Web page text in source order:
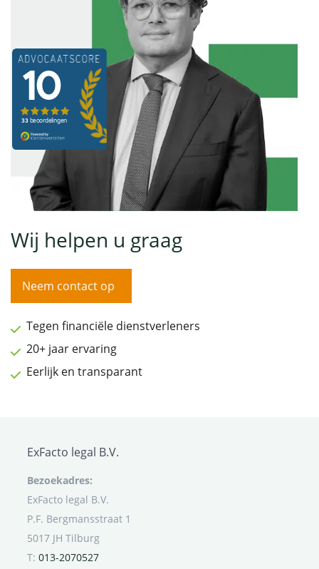
Wij helpen u graag
Neem contact op
Tegen financiële dienstverleners
20+ jaar ervaring
Eerlijk en transparant
ExFacto legal B.V.
Bezoekadres:
ExFacto legal B.V.
P.F. Bergmansstraat 1
5017 JH Tilburg
T: 013-2070527